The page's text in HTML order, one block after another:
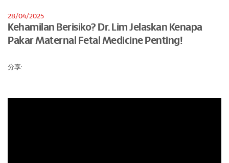
28/04/2025
Kehamilan Berisiko? Dr. Lim Jelaskan Kenapa
Pakar Maternal Fetal Medicine Penting!
分享: